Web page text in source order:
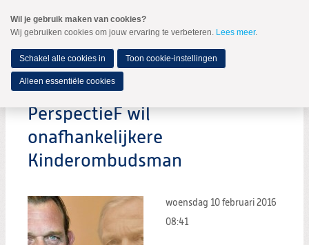
naar
Spring
de
inhoud
Spring
naar
hoofdmenu
MENU
PerspectieF wil
onafhankelijkere
Kinderombudsman
woensdag 10 februari 2016
08:41
Wil je gebruik maken van cookies?
Wij gebruiken cookies om jouw ervaring te verbeteren. Lees meer.
Schakel alle cookies in Toon cookie-instellingen
Alleen essentiële cookies